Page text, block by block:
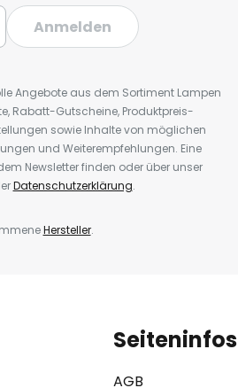
Anmelden
Angebote aus dem Sortiment Lampen
Rabatt-Gutscheine, Produktpreis-
sowie Inhalte von möglichen
und Weiterempfehlungen. Eine
Newsletter finden oder über unser
Datenschutzerklärung.
Hersteller.
Seiteninfos
AGB